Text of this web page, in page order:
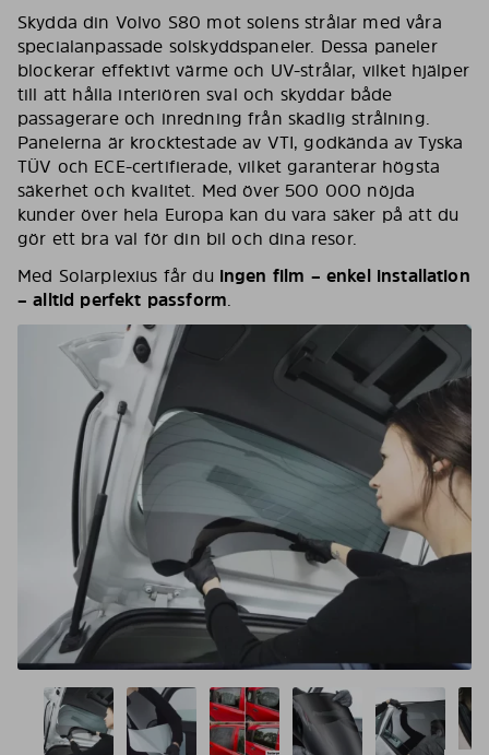
Skydda din Volvo S80 mot solens strålar med våra
specialanpassade solskyddspaneler. Dessa paneler
blockerar effektivt värme och UV-strålar, vilket hjälper
till att hålla interiören sval och skyddar både
passagerare och inredning från skadlig strålning.
Panelerna är krocktestade av VTI, godkända av Tyska
TÜV och ECE-certifierade, vilket garanterar högsta
säkerhet och kvalitet. Med över 500 000 nöjda
kunder över hela Europa kan du vara säker på att du
gör ett bra val för din bil och dina resor.
Med Solarplexius får du ingen film – enkel installation
– alltid perfekt passform.